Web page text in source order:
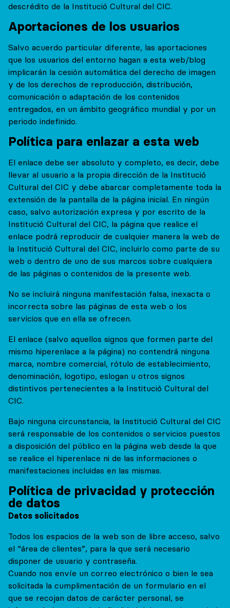
descrédito de la Institució Cultural del CIC.
Aportaciones de los usuarios
Salvo acuerdo particular diferente, las aportaciones
que los usuarios del entorno hagan a esta web/blog
implicarán la cesión automática del derecho de imagen
y de los derechos de reproducción, distribución,
comunicación o adaptación de los contenidos
entregados, en un ámbito geográfico mundial y por un
periodo indefinido.
Política para enlazar a esta web
El enlace debe ser absoluto y completo, es decir, debe
llevar al usuario a la propia dirección de la Institució
Cultural del CIC y debe abarcar completamente toda la
extensión de la pantalla de la página inicial. En ningún
caso, salvo autorización expresa y por escrito de la
Institució Cultural del CIC, la página que realice el
enlace podrá reproducir de cualquier manera la web de
la Institució Cultural del CIC, incluirlo como parte de su
web o dentro de uno de sus marcos sobre cualquiera
de las páginas o contenidos de la presente web.
No se incluirá ninguna manifestación falsa, inexacta o
incorrecta sobre las páginas de esta web o los
servicios que en ella se ofrecen.
El enlace (salvo aquellos signos que formen parte del
mismo hiperenlace a la página) no contendrá ninguna
marca, nombre comercial, rótulo de establecimiento,
denominación, logotipo, eslogan u otros signos
distintivos pertenecientes a la Institució Cultural del
CIC.
Bajo ninguna circunstancia, la Institució Cultural del CIC
será responsable de los contenidos o servicios puestos
a disposición del público en la página web desde la que
se realice el hiperenlace ni de las informaciones o
manifestaciones incluidas en las mismas.
Política de privacidad y protección
de datos
Datos solicitados
Todos los espacios de la web son de libre acceso, salvo
el “área de clientes”, para la que será necesario
disponer de usuario y contraseña.
Cuando nos envíe un correo electrónico o bien le sea
solicitada la cumplimentación de un formulario en el
que se recojan datos de carácter personal, se